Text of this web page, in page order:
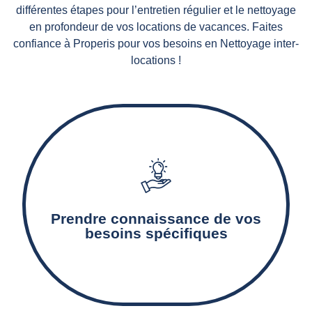
différentes étapes pour l’entretien régulier et le nettoyage
en profondeur de vos locations de vacances. Faites
confiance à Properis pour vos besoins en Nettoyage inter-
locations !
Prendre connaissance de vos
besoins spécifiques
Notre agence de nettoyage détermine les
matériels adaptés.